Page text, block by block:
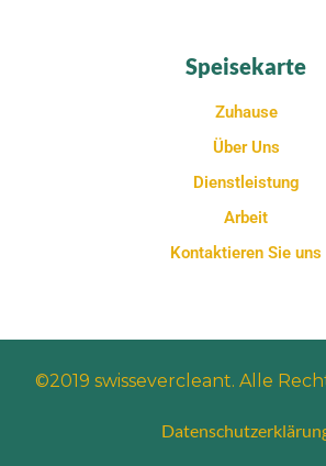
Speisekarte
Zuhause
Über Uns
Dienstleistung
Arbeit
Kontaktieren Sie uns
©2019 swissevercleant. Alle